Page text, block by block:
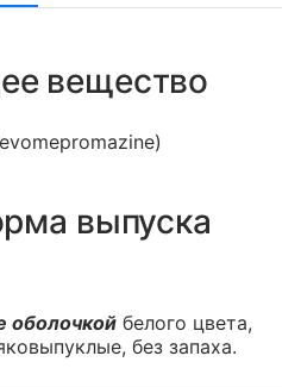
вещество
выпуска
оболочкой белого цвета,
без запаха.